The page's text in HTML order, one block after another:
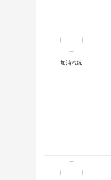
加油汽练